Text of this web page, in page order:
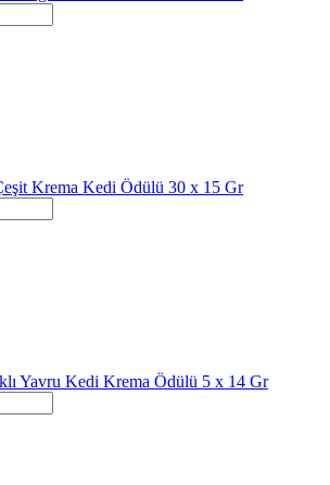
Krema Kedi Ödülü 30 x 15 Gr
Yavru Kedi Krema Ödülü 5 x 14 Gr